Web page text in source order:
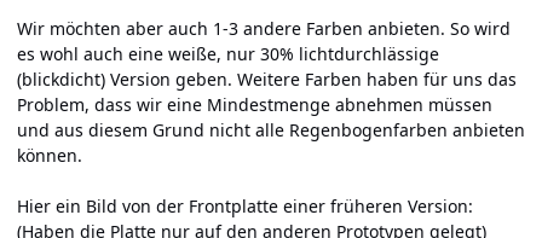
Wir möchten aber auch 1-3 andere Farben anbieten. So wird
es wohl auch eine weiße, nur 30% lichtdurchlässige
(blickdicht) Version geben. Weitere Farben haben für uns das
Problem, dass wir eine Mindestmenge abnehmen müssen
und aus diesem Grund nicht alle Regenbogenfarben anbieten
können.
Hier ein Bild von der Frontplatte einer früheren Version:
(Haben die Platte nur auf den anderen Prototypen gelegt)